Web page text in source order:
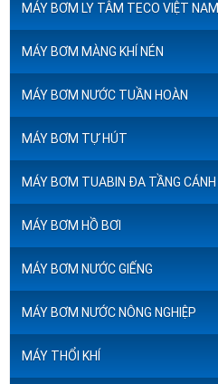
MÁY BƠM LY TÂM TECO VIỆT NAM
MÁY BƠM MÀNG KHÍ NÉN
MÁY BƠM NƯỚC TUẦN HOÀN
MÁY BƠM TỰ HÚT
MÁY BƠM TUABIN ĐA TẦNG CÁNH
MÁY BƠM HỒ BƠI
MÁY BƠM NƯỚC GIẾNG
MÁY BƠM NƯỚC NÔNG NGHIỆP
MÁY THỔI KHÍ